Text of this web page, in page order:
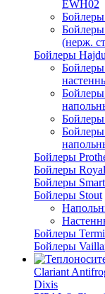
EWH02
Бойлеры
Бойлеры
(нерж.
Бойлеры Hajdu
Бойлеры
Бойлеры
Бойлеры
Бойлеры
Бойлеры Stout
Бойлеры
Бойлеры
Clariant
Dixis